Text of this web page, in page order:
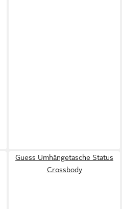
Guess Umhängetasche Status
Crossbody